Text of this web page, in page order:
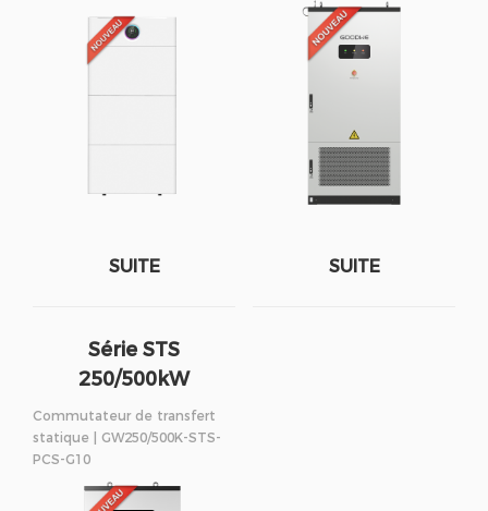
SUITE SUITE
Série STS
250/500kW
Commutateur de transfert
statique | GW250/500K-STS-
PCS-G10